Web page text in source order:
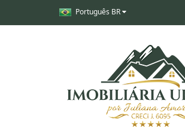
Português BR